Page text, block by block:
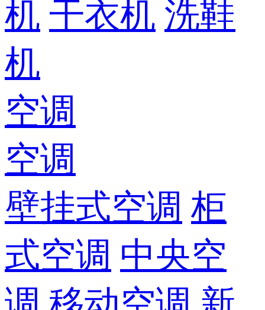
机 干衣机 洗鞋
机
空调
空调
壁挂式空调 柜
式空调 中央空